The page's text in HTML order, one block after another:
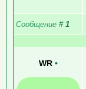
Сообщение # 1
WR •